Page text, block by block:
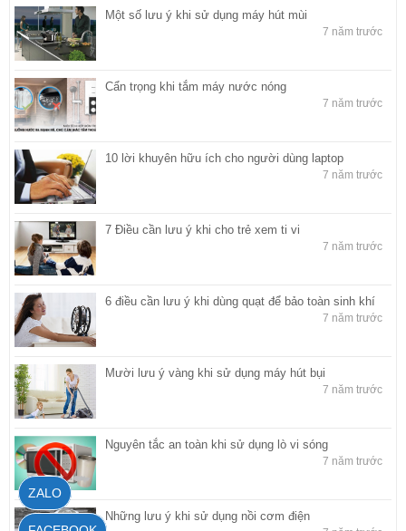
Một số lưu ý khi sử dụng máy hút mùi
7 năm trước
Cẩn trọng khi tắm máy nước nóng
7 năm trước
10 lời khuyên hữu ích cho người dùng laptop
7 năm trước
7 Điều cần lưu ý khi cho trẻ xem ti vi
7 năm trước
6 điều cần lưu ý khi dùng quạt để bảo toàn sinh khí
7 năm trước
Mười lưu ý vàng khi sử dụng máy hút bụi
7 năm trước
Nguyên tắc an toàn khi sử dụng lò vi sóng
7 năm trước
Những lưu ý khi sử dụng nồi cơm điện
ZALO